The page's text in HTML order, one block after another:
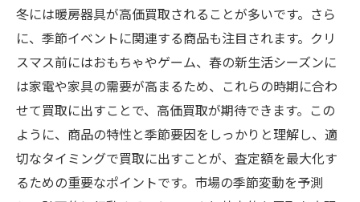
冬には暖房器具が高価買取されることが多いです。さら
に、季節イベントに関連する商品も注目されます。クリ
スマス前にはおもちゃやゲーム、春の新生活シーズンに
は家電や家具の需要が高まるため、これらの時期に合わ
せて買取に出すことで、高価買取が期待できます。この
ように、商品の特性と季節要因をしっかりと理解し、適
切なタイミングで買取に出すことが、査定額を最大化す
るための重要なポイントです。市場の季節変動を予測